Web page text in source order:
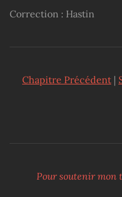
Correction : Hastin
Chapitre Précédent |
Pour soutenir mon